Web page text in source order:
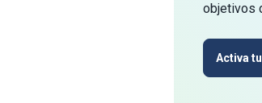
objetivos
Activa